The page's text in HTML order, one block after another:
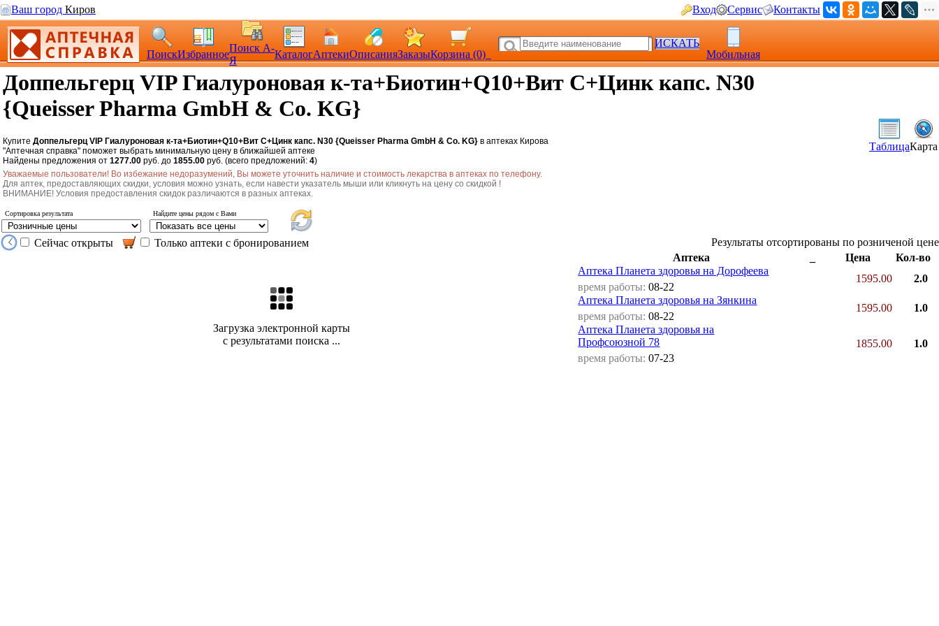
Ваш город Киров Вход Сервис Контакты
ПоискИзбранное
Поиск А-
Я
КаталогАптекиОписанияЗаказыКорзина (0)
ИСКАТЬ
Мобильная
Доппельгерц VIP Гиалуроновая к-та+Биотин+Q10+Вит С+Цинк капс. N30
{Queisser Pharma GmbH & Co. KG}
Купите Доппельгерц VIP Гиалуроновая к-та+Биотин+Q10+Вит С+Цинк капс. N30 {Queisser Pharma GmbH & Co. KG} в аптеках Кирова
"Аптечная справка" поможет выбрать минимальную цену в ближайшей аптеке
Найдены предложения от 1277.00 руб. до 1855.00 руб. (всего предложений: 4)
Уважаемые пользователи! Во избежание недоразумений, Вы можете уточнить наличие и стоимость лекарства в аптеках по телефону.
Для аптек, предоставляющих скидки, условия можно узнать, если навести указатель мыши или кликнуть на цену со скидкой !
ВНИМАНИЕ! Условия предоставления скидок различаются в разных аптеках.
ТаблицаКарта
Сортировка результата Найдите цены рядом с Вами
Сейчас открыты Только аптеки с бронированием Результаты отсортированы по розниченой цене
Загрузка электронной карты
с результатами поиска ...
Аптека Цена
Кол-во
Аптека Планета здоровья на Дорофеева
время работы:08-22
1595.00
2.0
Аптека Планета здоровья на Зянкина
время работы:08-22
1595.00
1.0
Аптека Планета здоровья на
Профсоюзной 78
время работы:07-23
1855.00 1.0